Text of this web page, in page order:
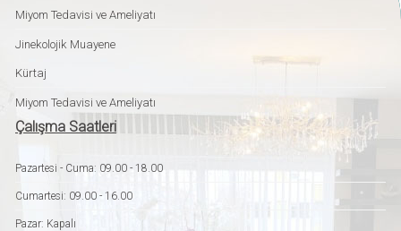
Miyom Tedavisi ve Ameliyatı
Jinekolojik Muayene
Kürtaj
Miyom Tedavisi ve Ameliyatı
Çalışma Saatleri
Pazartesi - Cuma: 09.00 - 18.00
Cumartesi: 09.00 - 16.00
Pazar: Kapalı